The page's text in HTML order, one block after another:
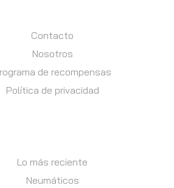
Contacto
Nosotros
de recompensas
Política de privacidad
Lo más reciente
Neumáticos